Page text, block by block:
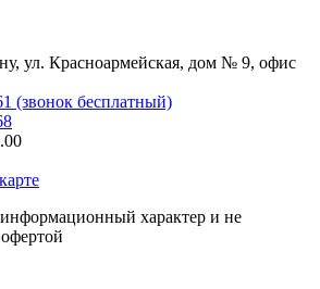
ул. Красноармейская, дом № 9, офис
(звонок бесплатный)
характер и не